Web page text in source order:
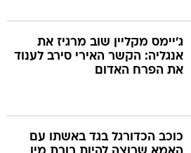
ג'יימס מקליין שוב מרגיז את
אנגליה: הקשר האירי סירב לענוד
את הפרח האדום
כוכב הכדורגל בגד באשתו עם